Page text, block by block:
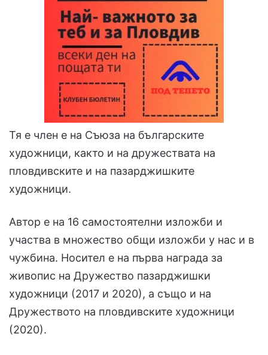
Тя е член е на Съюза на българските
художници, както и на дружествата на
пловдивските и на пазарджишките
художници.
Автор е на 16 самостоятелни изложби и
участва в множество общи изложби у нас и в
чужбина. Носител е на първа награда за
живопис на Дружество пазарджишки
художници (2017 и 2020), а също и на
Дружеството на пловдивските художници
(2020).